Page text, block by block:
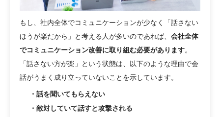
もし、社内全体でコミュニケーションが少なく「話さない
ほうが楽だから」と考える人が多いのであれば、 会社全体
でコミュニケーション改善に取り組む必要があります。
「話さない方が楽」という状態は、以下のような理由で会
話がうまく成り立っていないことを示しています。
・話を聞いてもらえない
・敵対していて話すと攻撃される